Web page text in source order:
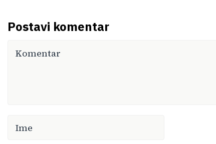
Postavi komentar